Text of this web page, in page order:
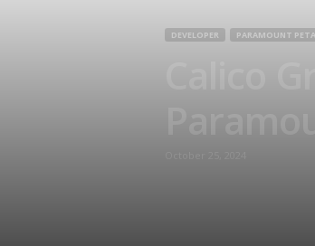
DEVELOPER PARAMOUNT
Calico